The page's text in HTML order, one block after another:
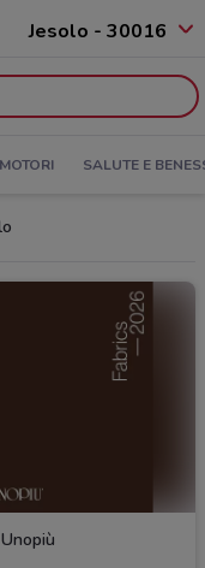
Jesolo - 30016
MOTORI SALUTE E
Unopiù